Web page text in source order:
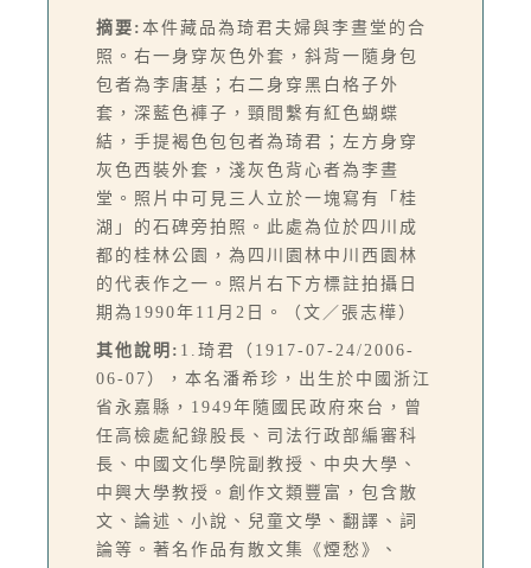
摘要: 本件藏品為琦君夫婦與李晝堂的合
照。右一身穿灰色外套，斜背一隨身包
包者為李唐基；右二身穿黑白格子外
套，深藍色褲子，頸間繫有紅色蝴蝶
結，手提褐色包包者為琦君；左方身穿
灰色西裝外套，淺灰色背心者為李晝
堂。照片中可見三人立於一塊寫有「桂
湖」的石碑旁拍照。此處為位於四川成
都的桂林公園，為四川園林中川西園林
的代表作之一。照片右下方標註拍攝日
期為1990年11月2日。（文／張志樺）
其他說明: 1.琦君（1917-07-24/2006-
06-07），本名潘希珍，出生於中國浙江
省永嘉縣，1949年隨國民政府來台，曾
任高檢處紀錄股長、司法行政部編審科
長、中國文化學院副教授、中央大學、
中興大學教授。創作文類豐富，包含散
文、論述、小說、兒童文學、翻譯、詞
論等。著名作品有散文集《煙愁》、